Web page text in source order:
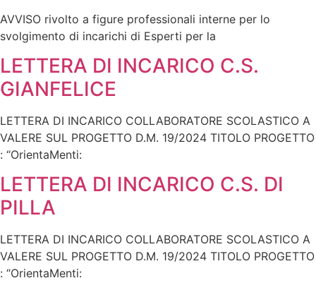
AVVISO rivolto a figure professionali interne per lo
svolgimento di incarichi di Esperti per la
LETTERA DI INCARICO C.S.
GIANFELICE
LETTERA DI INCARICO COLLABORATORE SCOLASTICO A
VALERE SUL PROGETTO D.M. 19/2024 TITOLO PROGETTO
: “OrientaMenti:
LETTERA DI INCARICO C.S. DI
PILLA
LETTERA DI INCARICO COLLABORATORE SCOLASTICO A
VALERE SUL PROGETTO D.M. 19/2024 TITOLO PROGETTO
: “OrientaMenti: